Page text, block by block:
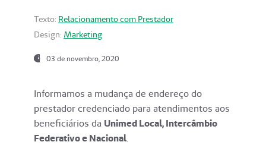
Texto: Relacionamento com Prestador
Design: Marketing
03 de novembro, 2020
Informamos a mudança de endereço do
prestador credenciado para atendimentos aos
beneficiários da Unimed Local, Intercâmbio
Federativo e Nacional.